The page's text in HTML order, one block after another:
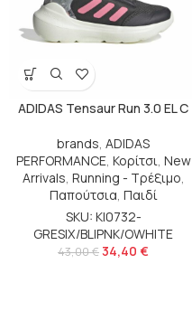
ADIDAS Tensaur Run 3.0 EL C
brands, ADIDAS
PERFORMANCE, Κορίτσι, New
Arrivals, Running - Τρέξιμο,
Παπούτσια, Παιδί
SKU: KI0732-
GRESIX/BLIPNK/OWHITE
43,00€34,40 €